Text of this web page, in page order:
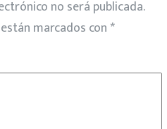
no será publicada.
marcados con *